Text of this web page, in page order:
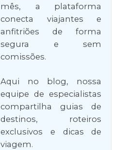
mês, a plataforma
conecta viajantes e
anfitriões de forma
segura e sem
comissões.
Aqui no blog, nossa
equipe de especialistas
compartilha guias de
destinos, roteiros
exclusivos e dicas de
viagem.